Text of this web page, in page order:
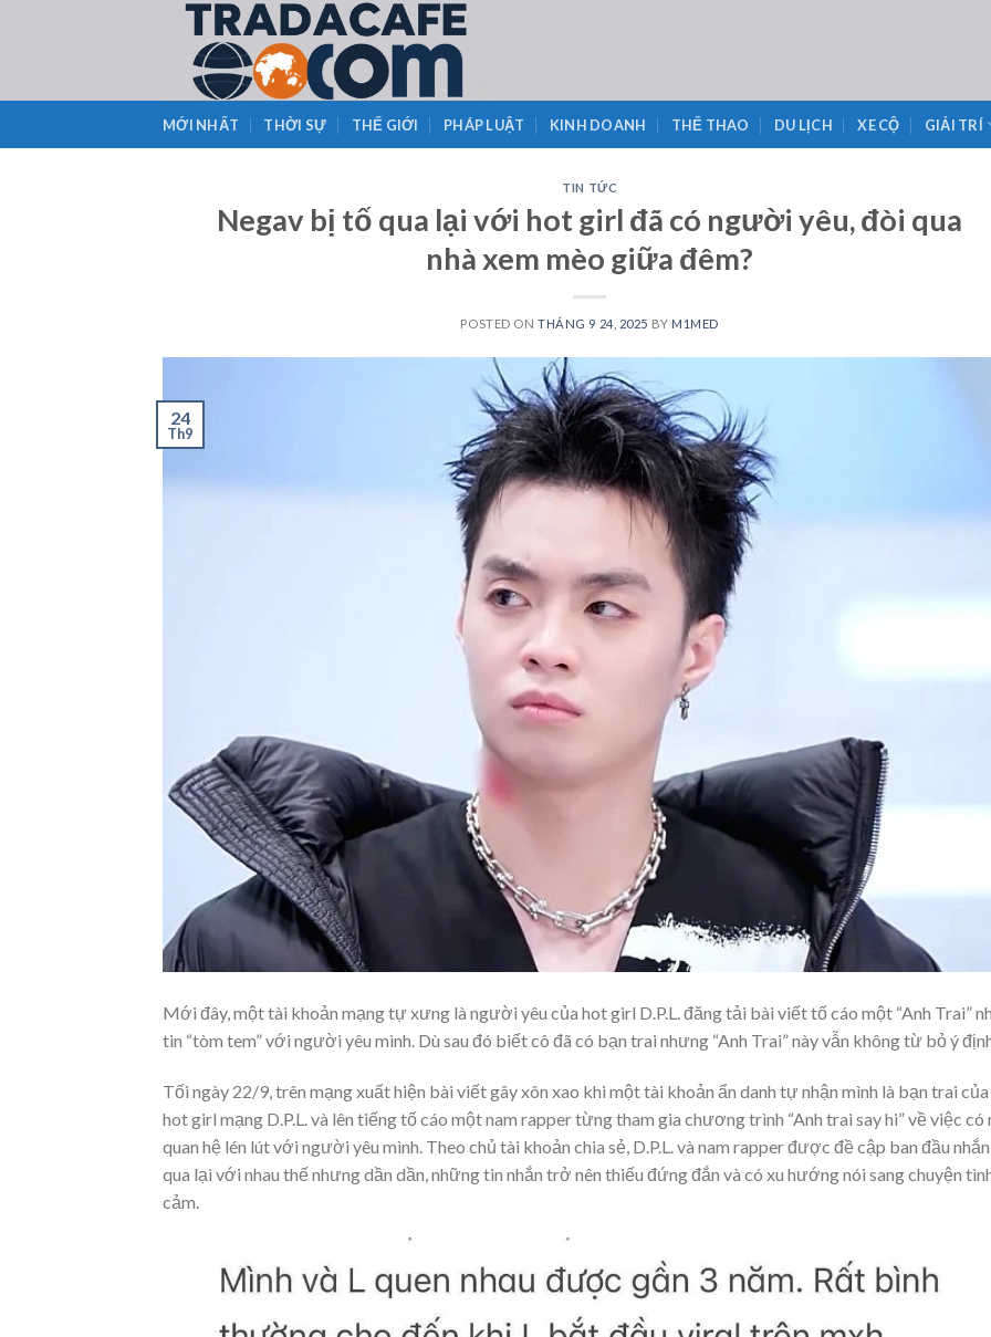
MỚI NHẤT THỜI SỰ THẾ GIỚI PHÁP LUẬT KINH DOANH THỂ THAO DU LỊCH XE CỘ GIẢI TRÍ
TIN TỨC
Negav bị tố qua lại với hot girl đã có người yêu, đòi qua
nhà xem mèo giữa đêm?
POSTED ONTHÁNG 9 24, 2025 BY M1MED
24
Th9
Mới đây, một tài khoản mạng tự xưng là người yêu của hot girl D.P.L. đăng tải bài viết tố cáo một “Anh Trai”
tin “tòm tem” với người yêu mình. Dù sau đó biết cô đã có bạn trai nhưng “Anh Trai” này vẫn không từ bỏ ý
Tối ngày 22/9, trên mạng xuất hiện bài viết gây xôn xao khi một tài khoản ẩn danh tự nhận mình là bạn trai của
hot girl mạng D.P.L. và lên tiếng tố cáo một nam rapper từng tham gia chương trình “Anh trai say hi” về việc có
quan hệ lén lút với người yêu mình. Theo chủ tài khoản chia sẻ, D.P.L. và nam rapper được đề cập ban đầu
qua lại với nhau thế nhưng dần dần, những tin nhắn trở nên thiếu đứng đắn và có xu hướng nói sang chuyện
cảm.